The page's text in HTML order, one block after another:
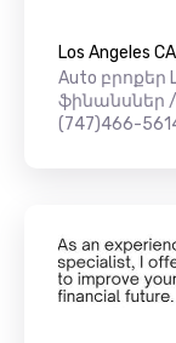
Los Angeles
Auto բրոքեր
ֆինանսներ
(747)466-